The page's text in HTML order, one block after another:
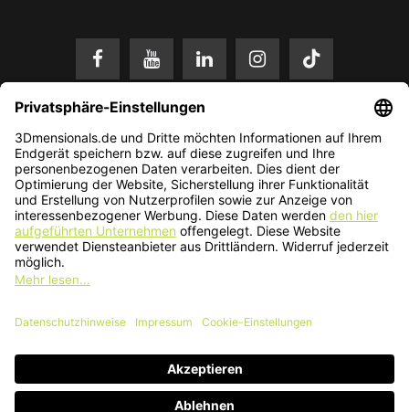
* Alle Preise in EUR inkl. gesetzl. Mehrwertsteuer zzgl. Versandkosten.
Änderungen und Irrtümer vorbehalten. Nur solange der Vorrat reicht.
© 2026 3Dmensionals / PONTIALIS GmbH & Co. KG - All Rights Reserved.​
Kundenbewertung